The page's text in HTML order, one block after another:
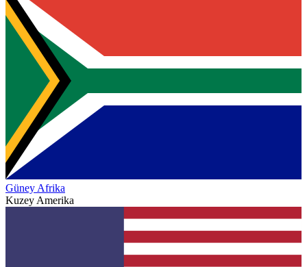
Güney Afrika
Kuzey Amerika